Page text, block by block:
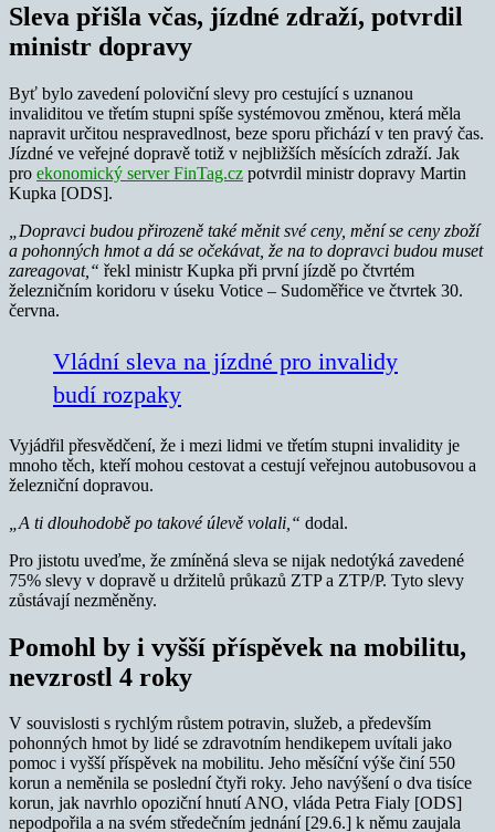
Sleva přišla včas, jízdné zdraží, potvrdil
ministr dopravy
Byť bylo zavedení poloviční slevy pro cestující s uznanou
invaliditou ve třetím stupni spíše systémovou změnou, která měla
napravit určitou nespravedlnost, beze sporu přichází v ten pravý čas.
Jízdné ve veřejné dopravě totiž v nejbližších měsících zdraží. Jak
pro ekonomický server FinTag.cz potvrdil ministr dopravy Martin
Kupka [ODS].
„Dopravci budou přirozeně také měnit své ceny, mění se ceny zboží
a pohonných hmot a dá se očekávat, že na to dopravci budou muset
zareagovat,“ řekl ministr Kupka při první jízdě po čtvrtém
železničním koridoru v úseku Votice – Sudoměřice ve čtvrtek 30.
června.
Vládní sleva na jízdné pro invalidy
budí rozpaky
Vyjádřil přesvědčení, že i mezi lidmi ve třetím stupni invalidity je
mnoho těch, kteří mohou cestovat a cestují veřejnou autobusovou a
železniční dopravou.
„A ti dlouhodobě po takové úlevě volali,“ dodal.
Pro jistotu uveďme, že zmíněná sleva se nijak nedotýká zavedené
75% slevy v dopravě u držitelů průkazů ZTP a ZTP/P. Tyto slevy
zůstávají nezměněny.
Pomohl by i vyšší příspěvek na mobilitu,
nevzrostl 4 roky
V souvislosti s rychlým růstem potravin, služeb, a především
pohonných hmot by lidé se zdravotním hendikepem uvítali jako
pomoc i vyšší příspěvek na mobilitu. Jeho měsíční výše činí 550
korun a neměnila se poslední čtyři roky. Jeho navýšení o dva tisíce
korun, jak navrhlo opoziční hnutí ANO, vláda Petra Fialy [ODS]
nepodpořila a na svém středečním jednání [29.6.] k němu zaujala